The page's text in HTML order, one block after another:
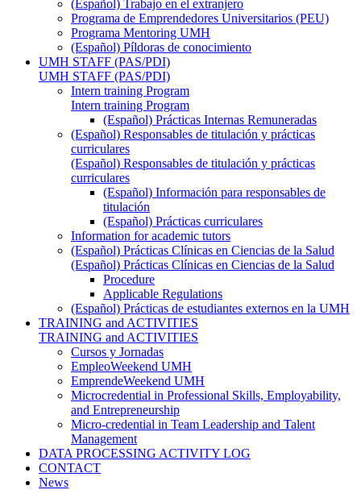
(Español) Trabajo en el extranjero
Programa de Emprendedores Universitarios (PEU)
Programa Mentoring UMH
(Español) Píldoras de conocimiento
UMH STAFF (PAS/PDI)
UMH STAFF (PAS/PDI)
Intern training Program
Intern training Program
(Español) Prácticas Internas Remuneradas
(Español) Responsables de titulación y prácticas
curriculares
(Español) Responsables de titulación y prácticas
curriculares
(Español) Información para responsables de
titulación
(Español) Prácticas curriculares
Information for academic tutors
(Español) Prácticas Clínicas en Ciencias de la Salud
(Español) Prácticas Clínicas en Ciencias de la Salud
Procedure
Applicable Regulations
(Español) Prácticas de estudiantes externos en la UMH
TRAINING and ACTIVITIES
TRAINING and ACTIVITIES
Cursos y Jornadas
EmpleoWeekend UMH
EmprendeWeekend UMH
Microcredential in Professional Skills, Employability,
and Entrepreneurship
Micro-credential in Team Leadership and Talent
Management
DATA PROCESSING ACTIVITY LOG
CONTACT
News